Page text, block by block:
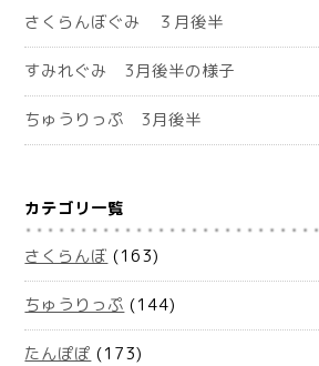
さくらんぼぐみ ３月後半
すみれぐみ 3月後半の様子
ちゅうりっぷ 3月後半
カテゴリ一覧
さくらんぼ (163)
ちゅうりっぷ (144)
たんぽぽ (173)